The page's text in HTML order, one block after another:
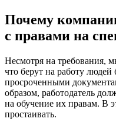
Почему
с правами на
Несмотря на требования,
что берут на работу людей
просроченными
образом, работодатель
на обучение их правам. В
простаивать.